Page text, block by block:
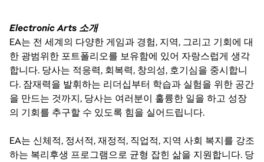
Electronic Arts 소개
EA는 전 세계의 다양한 게임과 경험, 지역, 그리고 기회에 대
한 광범위한 포트폴리오를 보유함에 있어 자랑스럽게 생각
합니다. 당사는 적응력, 회복력, 창의성, 호기심을 중시합니
다. 잠재력을 발휘하는 리더십부터 학습과 실험을 위한 공간
을 만드는 것까지, 당사는 여러분이 훌륭한 일을 하고 성장
의 기회를 추구할 수 있도록 힘을 실어드립니다.
EA는 신체적, 정서적, 재정적, 직업적, 지역 사회 복지를 강조
하는 복리후생 프로그램으로 균형 잡힌 삶을 지원합니다. 당